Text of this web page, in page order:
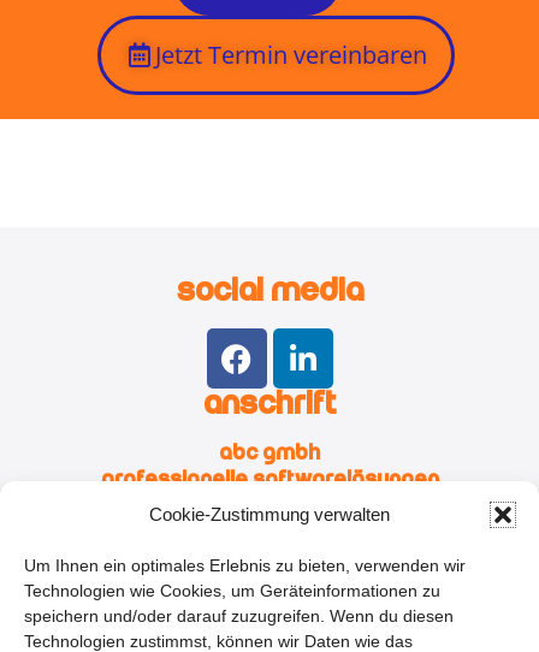
Cookie-Zustimmung verwalten
Um Ihnen ein optimales Erlebnis zu bieten, verwenden wir
Technologien wie Cookies, um Geräteinformationen zu
speichern und/oder darauf zuzugreifen. Wenn du diesen
Technologien zustimmst, können wir Daten wie das
Jetzt Termin vereinbaren
Social Media
anschrift
ABC GmbH
Professionelle Softwarelösungen
Lise-Meitner-Straße 3
Kontakt
Termin vereinbaren
info@attina.de